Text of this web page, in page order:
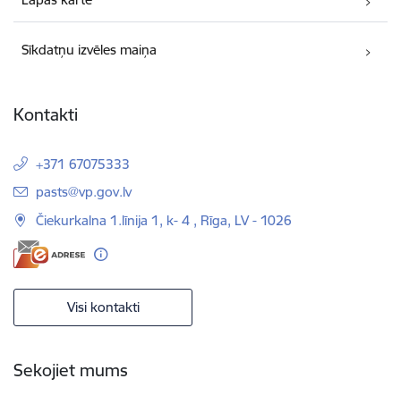
Sīkdatņu izvēles maiņa
Kontakti
+371 67075333
E-pasts:
pasts@vp.gov.lv
Čiekurkalna 1.līnija 1, k- 4 , Rīga, LV - 1026
Visi kontakti
Sekojiet mums